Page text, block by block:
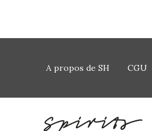
A propos de SH CGU